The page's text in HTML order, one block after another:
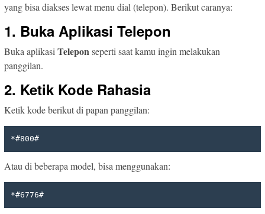
yang bisa diakses lewat menu dial (telepon). Berikut caranya:
1. Buka Aplikasi Telepon
Buka aplikasi Teleponseperti saat kamu ingin melakukan
panggilan.
2. Ketik Kode Rahasia
Ketik kode berikut di papan panggilan:
*#800#
Atau di beberapa model, bisa menggunakan:
*#6776#